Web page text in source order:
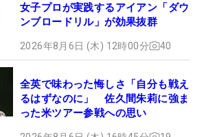
女子プロが実践するアイアン「ダウ
ンブロードリル」が効果抜群
2026年8月6日 (木) 12時00分 40
全英で味わった悔しさ「自分も戦え
るはずなのに」 佐久間朱莉に強ま
った米ツアー参戦への思い